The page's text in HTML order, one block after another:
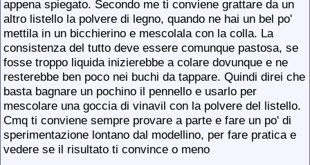
appena spiegato. Secondo me ti conviene grattare da un
altro listello la polvere di legno, quando ne hai un bel po'
mettila in un bicchierino e mescolala con la colla. La
consistenza del tutto deve essere comunque pastosa, se
fosse troppo liquida inizierebbe a colare dovunque e ne
resterebbe ben poco nei buchi da tappare. Quindi direi che
basta bagnare un pochino il pennello e usarlo per
mescolare una goccia di vinavil con la polvere del listello.
Cmq ti conviene sempre provare a parte e fare un po' di
sperimentazione lontano dal modellino, per fare pratica e
vedere se il risultato ti convince o meno